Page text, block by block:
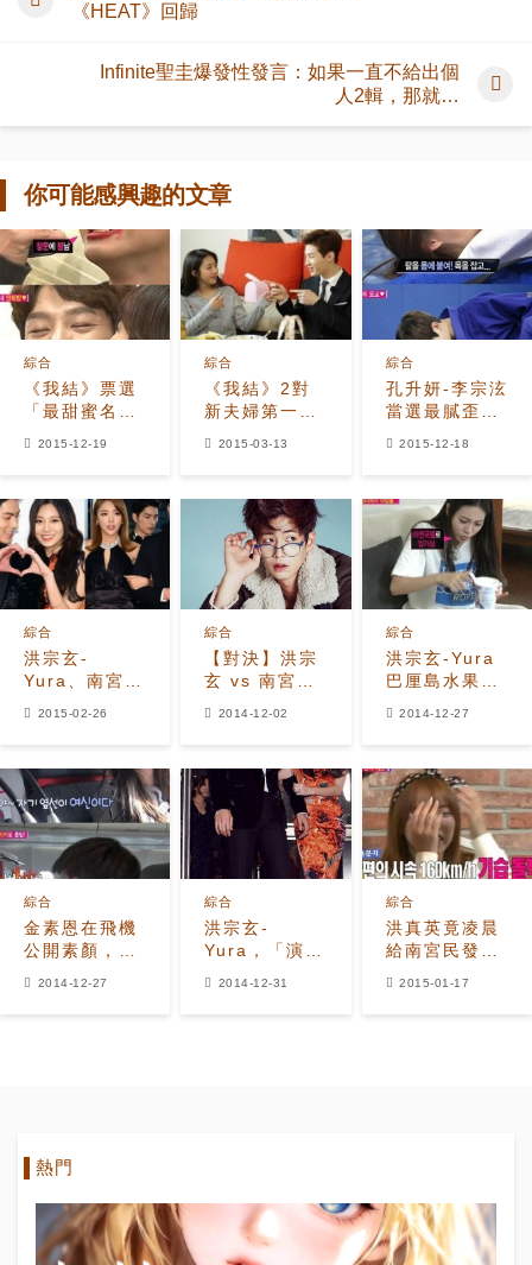
《HEAT》回歸
Infinite聖圭爆發性發言：如果一直不給出個
人2輯，那就…
你可能感興趣的文章
《我結》票選
「最甜蜜名場
面」 鄭容和徐
「宣言夫婦」
綜合
2015-12-19
《我結》2對
新夫婦第一次
見面感覺如
綜合
2015-03-13
孔升妍-李宗泫
當選最膩歪情
侶 《我結》最
綜合
2015-12-18
洪宗玄-
Yura、南宮
民-洪真英
出
綜合
2015-02-26
【對決】洪宗
玄 vs 南宮民
vs 宋再臨
綜合
2014-12-02
洪宗玄-Yura
巴厘島水果衝
擊“襪子的味
綜合
2014-12-27
金素恩在飛機
公開素顏，引
宋再臨驚嘆！
綜合
2014-12-27
洪宗玄-
Yura，「演藝
大賞」上演突
綜合
2014-12-31
洪真英竟凌晨
給南宮民發短
訊 究竟是怎麼
綜合
2015-01-17
熱門